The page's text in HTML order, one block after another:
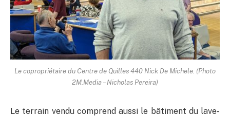
Le copropriétaire du Centre de Quilles 440 Nick De Michele. (Photo
2M.Media – Nicholas Pereira)
Le terrain vendu comprend aussi le bâtiment du lave-